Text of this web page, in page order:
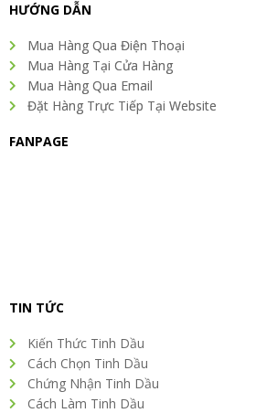
HƯỚNG DẪN
Mua Hàng Qua Điện Thoại
Mua Hàng Tại Cửa Hàng
Mua Hàng Qua Email
Đặt Hàng Trực Tiếp Tại Website
FANPAGE
TIN TỨC
Kiến Thức Tinh Dầu
Cách Chọn Tinh Dầu
Chứng Nhận Tinh Dầu
Cách Làm Tinh Dầu